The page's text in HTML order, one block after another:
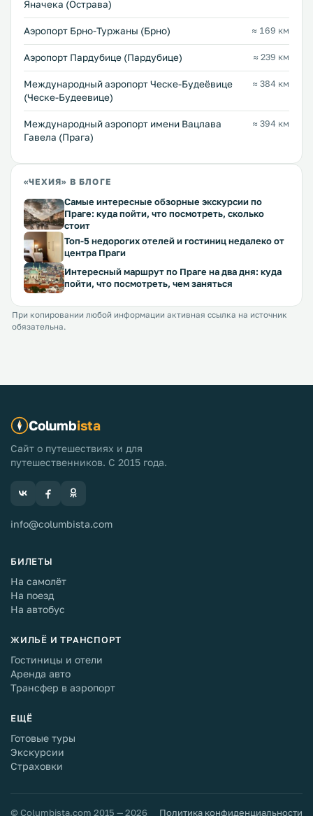
Яначека (Острава)
Аэропорт Брно-Туржаны (Брно) ≈ 169 км
Аэропорт Пардубице (Пардубице) ≈ 239 км
Международный аэропорт Ческе-Будеёвице
(Ческе-Будеевице)
≈ 384 км
Международный аэропорт имени Вацлава
Гавела (Прага)
≈ 394 км
«ЧЕХИЯ» В БЛОГЕ
Самые интересные обзорные экскурсии по
Праге: куда пойти, что посмотреть, сколько
стоит
Топ-5 недорогих отелей и гостиниц недалеко от
центра Праги
Интересный маршрут по Праге на два дня: куда
пойти, что посмотреть, чем заняться
При копировании любой информации активная ссылка на источник
обязательна.
Columbista
Сайт о путешествиях и для
путешественников. С 2015 года.
info@columbista.com
БИЛЕТЫ
На самолёт
На поезд
На автобус
ЖИЛЬЁ И ТРАНСПОРТ
Гостиницы и отели
Аренда авто
Трансфер в аэропорт
ЕЩЁ
Готовые туры
Экскурсии
Страховки
© Columbista.com 2015 — 2026 Политика конфиденциальности